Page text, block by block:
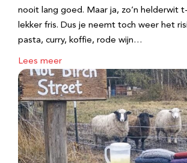
nooit lang goed. Maar ja, zo’n helderwit
lekker fris. Dus je neemt toch weer het
pasta, curry, koffie, rode wijn…
Lees meer